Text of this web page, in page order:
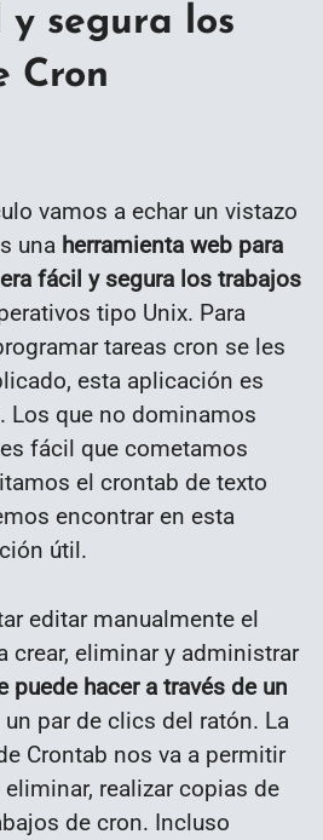
segura los
Cron
vamos a echar un vistazo
una herramienta web para
fácil y segura los trabajos
tipo Unix. Para
tareas cron se les
esta aplicación es
Los que no dominamos
fácil que cometamos
el crontab de texto
encontrar en esta
útil.
editar manualmente el
crear, eliminar y administrar
puede hacer a través de un
par de clics del ratón. La
Crontab nos va a permitir
eliminar, realizar copias de
de cron. Incluso